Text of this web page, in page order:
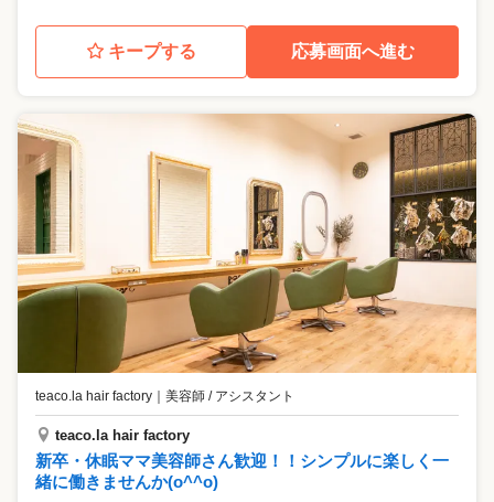
キープする 応募画面へ進む
teaco.la hair factory ｜ 美容師 / アシスタント
teaco.la hair factory
新卒・休眠ママ美容師さん歓迎！！シンプルに楽しく一
緒に働きませんか(o^^o)